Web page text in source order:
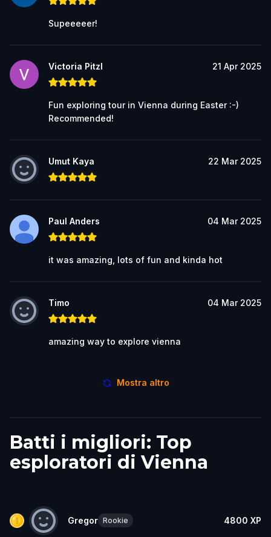
Supeeeeer!
Victoria Pitzl 21 Apr 2025
Fun exploring tour in Vienna during Easter :-)
Recommended!
Umut Kaya 22 Mar 2025
Paul Anders 04 Mar 2025
it was amazing, lots of fun and kinda hot
Timo 04 Mar 2025
amazing way to explore vienna
Mostra altro
Batti i migliori: Top
esploratori di Vienna
Gregor Rookie 4800 XP